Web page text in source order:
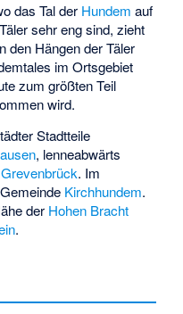
das Tal der Hundem auf
sehr eng sind, zieht
den Hängen der Täler
im Ortsgebiet
zum größten Teil
wird.
Stadtteile
, lenneabwärts
Grevenbrück. Im
Kirchhundem.
der Hohen Bracht
.